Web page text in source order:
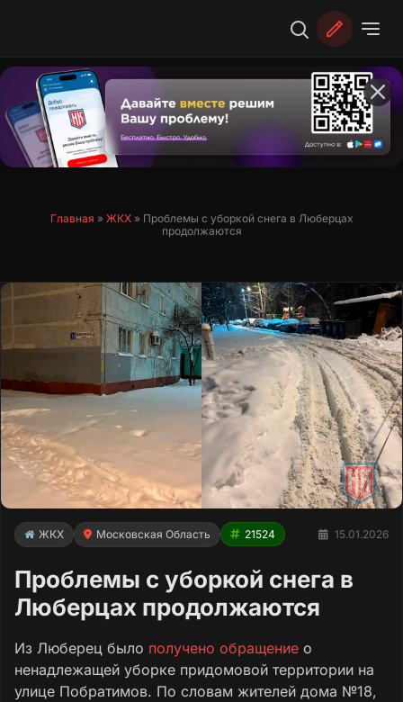
Главная » ЖКХ» Проблемы с уборкой снега в Люберцах
продолжаются
ЖКХ Московская Область 21524 15.01.2026
Проблемы с уборкой снега в
Люберцах продолжаются
Из Люберец было получено обращение о
ненадлежащей уборке придомовой территории на
улице Побратимов. По словам жителей дома №18,